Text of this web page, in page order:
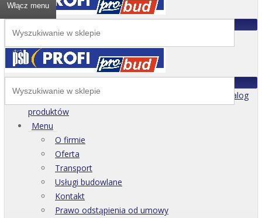
Włącz menu
Katalog
produktów
Menu
O firmie
Oferta
Transport
Usługi budowlane
Kontakt
Prawo odstąpienia od umowy